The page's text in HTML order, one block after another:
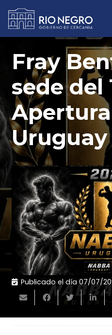
Fray
sede del
Uruguay
Publicado el día 07/07/